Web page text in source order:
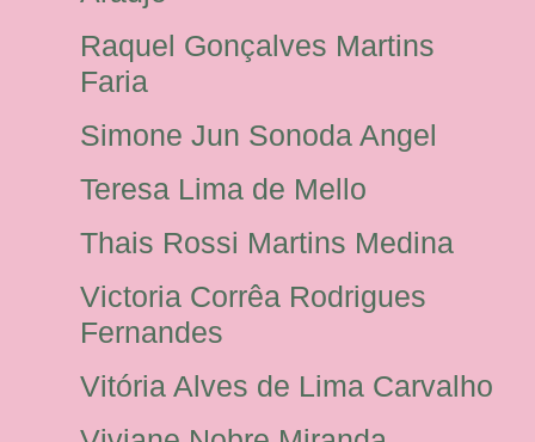
Raquel Gonçalves Martins
Faria
Simone Jun Sonoda Angel
Teresa Lima de Mello
Thais Rossi Martins Medina
Victoria Corrêa Rodrigues
Fernandes
Vitória Alves de Lima Carvalho